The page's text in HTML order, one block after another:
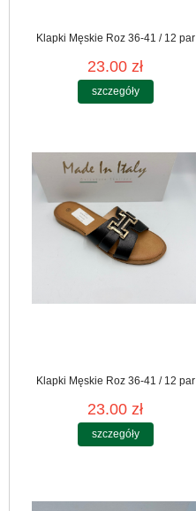
Klapki Męskie Roz 36-41 / 12 par
23.00 zł
szczegóły
Klapki Męskie Roz 36-41 / 12 par
23.00 zł
szczegóły